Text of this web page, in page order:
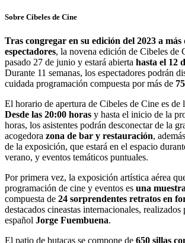
Sobre Cibeles de Cine
Tras congregar en su edición del 2023 a más
espectadores, la novena edición de Cibeles de
pasado 27 de junio y estará abierta hasta el 12
Durante 11 semanas, los espectadores podrán
cuidada programación compuesta por más de
El horario de apertura de Cibeles de Cine es de
Desde las 20:00 horas y hasta el inicio de la
horas, los asistentes podrán desconectar de la
acogedora zona de bar y restauración,
de la exposición, que estará en el espacio
verano, y eventos temáticos puntuales.
Por primera vez, la exposición artística aérea
programación de cine y eventos es una
compuesta de 24 sorprendentes retratos en
destacados cineastas internacionales,
español Jorge Fuembuena.
El patio de butacas se compone de 650 sillas